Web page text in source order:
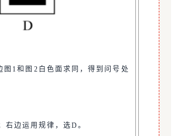
1和图2白色面求同，得到问号处
边运用规律，选D。